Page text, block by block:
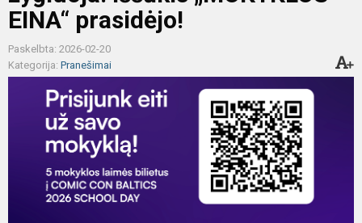
EINA“ prasidėjo!
Paskelbta: 2026-02-20
Kategorija: Pranešimai